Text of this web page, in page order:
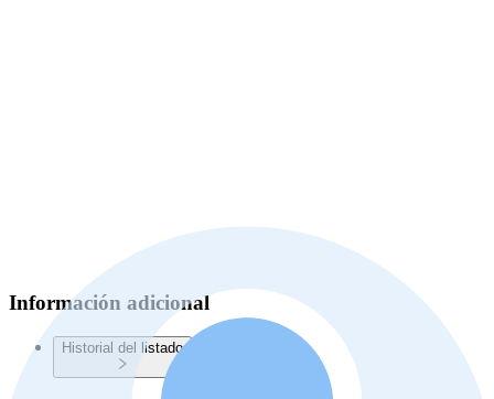
Información adicional
Historial del listado